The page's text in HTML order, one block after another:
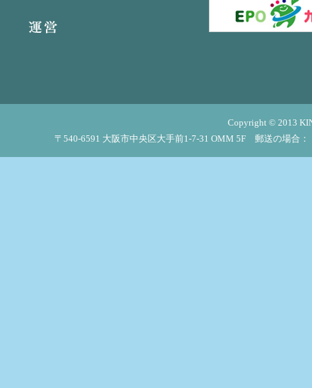
Copyright © 2013
〒540-6591 大阪市中央区大手前1-7-31 OMM 5F 郵送の場合